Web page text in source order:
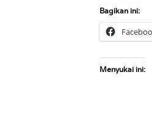
Bagikan ini:
Menyukai ini: